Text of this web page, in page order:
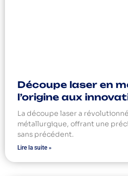
Découpe laser en
l’origine aux
La découpe laser a
métallurgique, offrant une
sans précédent.
Lire la suite »